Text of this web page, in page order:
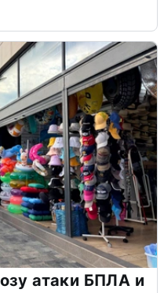
атаки БПЛА и